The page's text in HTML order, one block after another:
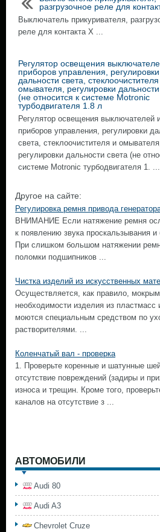
разгрузочное реле для
Выключатель прикуривателя,
реле для контакта Х ...
Регулятор освещения
приборов управления, регулировки
дальности света,
омывателя, регулировки дальности
(не относится к системе Motronic
турбодвигателя 1.8 л
Регулятор освещения выключателей
приборов управления, регулировки
света, стеклоочистителя и
регулировки дальности света (не
системе Motronic турбодвигателя 1. ...
Другое на сайте:
Регулировка ремня привода
ВНИМАНИЕ Если натяжение ремня
к появлению звука проскальзывания
При слишком большом натяжении
поломки подшипников ...
Чистка изделий из искусственных
Осуществляется, как правило,
необходимости изделия из пластмасс
моются специальным средством по
растворителями. ...
Коленчатый вал - проверка
1. Проверьте коренные и шатунные
отсутствие повреждений (задиры и
износа и трещин. Кроме того,
каналов на отсутствие з ...
АВТОМОБИЛИ
Audi 80
Audi A3
Chevrolet Cruze